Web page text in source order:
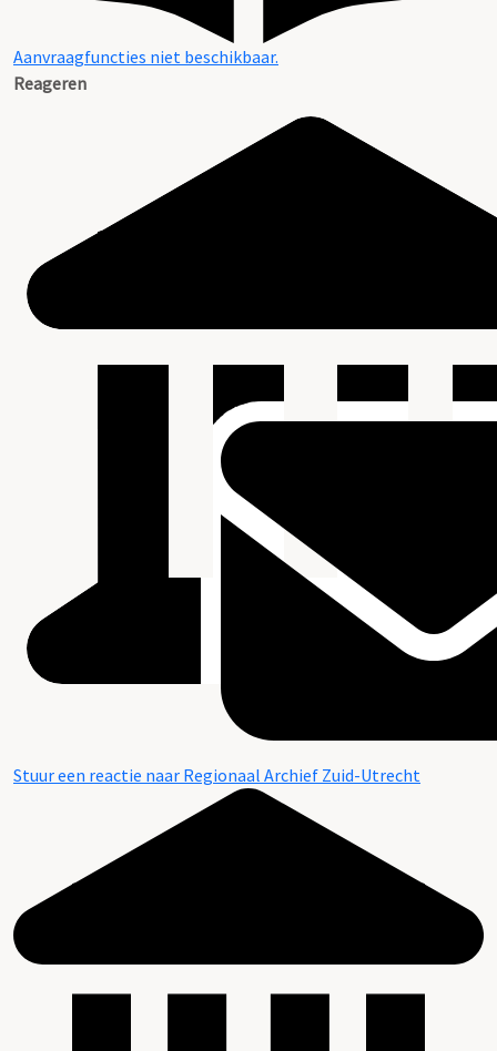
Aanvraagfuncties niet beschikbaar.
Reageren
Stuur een reactie naar Regionaal Archief Zuid-Utrecht